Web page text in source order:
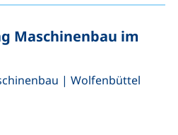
Maschinenbau im
| Wolfenbüttel